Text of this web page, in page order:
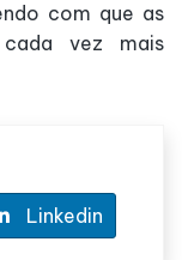
com que as
cada vez mais
Linkedin